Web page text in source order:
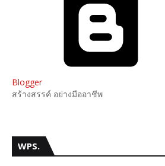
Blogger
สร้างสรรค์ อย่างมืออาชีพ
WPS.